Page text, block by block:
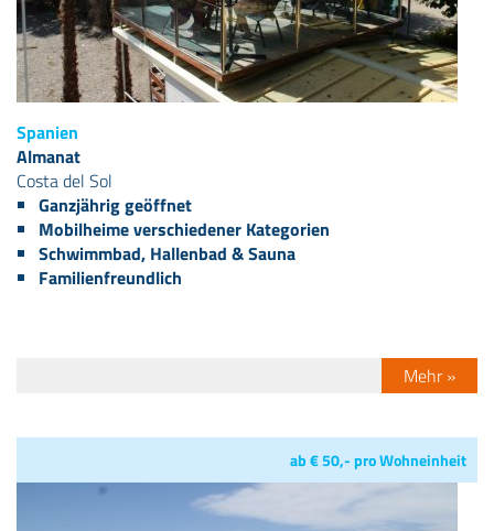
Spanien
Almanat
Costa del Sol
Ganzjährig geöffnet
Mobilheime verschiedener Kategorien
Schwimmbad, Hallenbad & Sauna
Familienfreundlich
Mehr »
ab € 50,- pro Wohneinheit